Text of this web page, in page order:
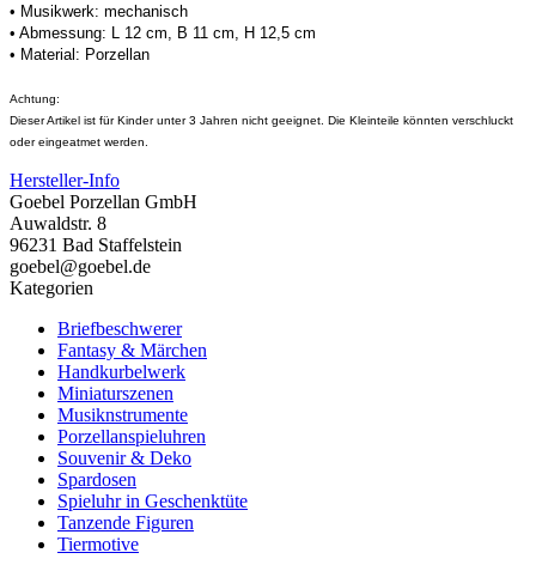
• Musikwerk: mechanisch
• Abmessung: L 12 cm, B 11 cm, H 12,5 cm
• Material: Porzellan
Achtung:
Dieser Artikel ist für Kinder unter 3 Jahren nicht geeignet. Die Kleinteile könnten verschluckt
oder eingeatmet werden.
Hersteller-Info
Goebel Porzellan GmbH
Auwaldstr. 8
96231 Bad Staffelstein
goebel@goebel.de
Kategorien
Briefbeschwerer
Fantasy & Märchen
Handkurbelwerk
Miniaturszenen
Musiknstrumente
Porzellanspieluhren
Souvenir & Deko
Spardosen
Spieluhr in Geschenktüte
Tanzende Figuren
Tiermotive